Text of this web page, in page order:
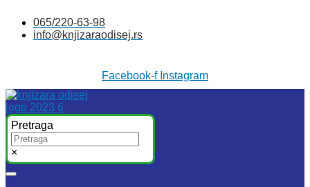
sadržaj
065/220-63-98
info@knjizaraodisej.rs
Facebook-f Instagram
Pretraga
×